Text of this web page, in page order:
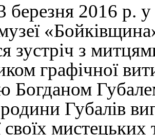
березня 2016 р.
зустріч з
графічної
Богданом
Губалів
своїх